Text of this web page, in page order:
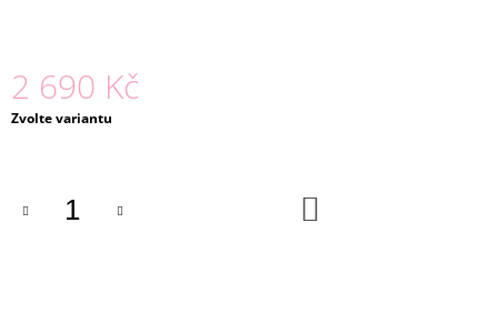
2 690 Kč
Měrná
Zvolte variantu